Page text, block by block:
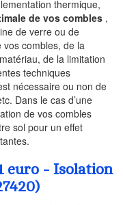
thermique,
de vos combles ,
de verre ou de
vos combles, de la
de la limitation
techniques
nécessaire ou non de
Dans le cas d’une
de vos combles
sol pour un effet
euro - Isolation